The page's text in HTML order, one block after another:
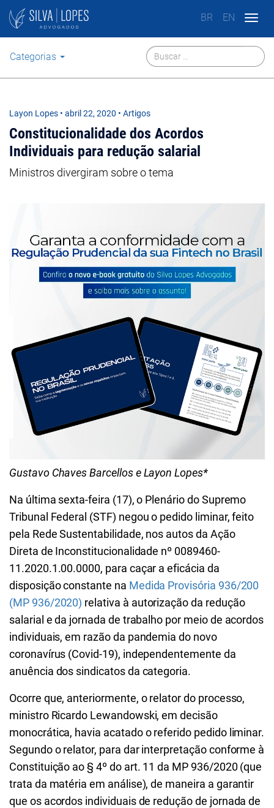
BR EN
Categorias
Layon Lopes • abril 22, 2020 • Artigos
Constitucionalidade dos Acordos
Individuais para redução salarial
Ministros divergiram sobre o tema
Gustavo Chaves Barcellos e Layon Lopes*
Na última sexta-feira (17), o Plenário do Supremo
Tribunal Federal (STF) negou o pedido liminar, feito
pela Rede Sustentabilidade, nos autos da Ação
Direta de Inconstitucionalidade nº 0089460-
11.2020.1.00.0000, para caçar a eficácia da
disposição constante na Medida Provisória 936/200
(MP 936/2020) relativa à autorização da redução
salarial e da jornada de trabalho por meio de acordos
individuais, em razão da pandemia do novo
coronavírus (Covid-19), independentemente da
anuência dos sindicatos da categoria.
Ocorre que, anteriormente, o relator do processo,
ministro Ricardo Lewandowski, em decisão
monocrática, havia acatado o referido pedido liminar.
Segundo o relator, para dar interpretação conforme à
Constituição ao § 4º do art. 11 da MP 936/2020 (que
trata da matéria em análise), de maneira a garantir
que os acordos individuais de redução de jornada de